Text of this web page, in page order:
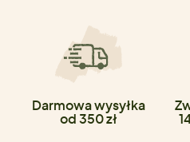
Darmowa wysyłka
od 350 zł